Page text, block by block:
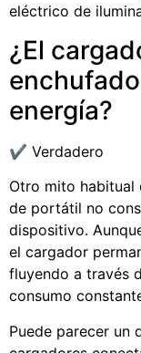
eléctrico de
¿El
energía?
✔️ Verdadero
Otro mito habitual
de portátil no
dispositivo.
el cargador
fluyendo a través
consumo
Puede parecer un